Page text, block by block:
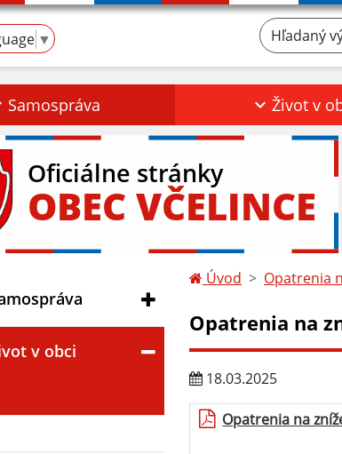
▼
Hľadaný
Samospráva Život v
Oficiálne stránky
OBEC VČELINCE
v obci
Úvod Opatrenia
Opatrenia na
18.03.2025
Opatrenia na